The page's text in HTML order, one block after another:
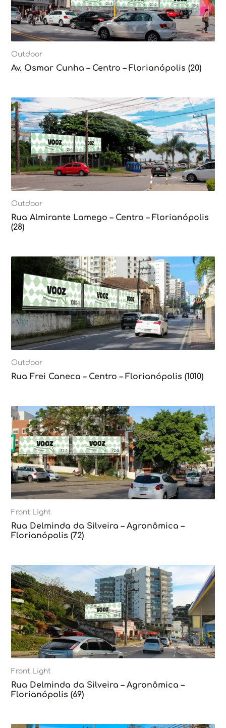
Outdoor
Av. Osmar Cunha – Centro – Florianópolis (20)
Outdoor
Rua Almirante Lamego – Centro – Florianópolis
(28)
Outdoor
Rua Frei Caneca – Centro – Florianópolis (1010)
Front Light
Rua Delminda da Silveira – Agronômica –
Florianópolis (72)
Front Light
Rua Delminda da Silveira – Agronômica –
Florianópolis (69)